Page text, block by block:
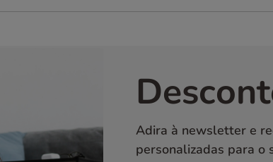
Adira à newsletter e
personalizadas para o